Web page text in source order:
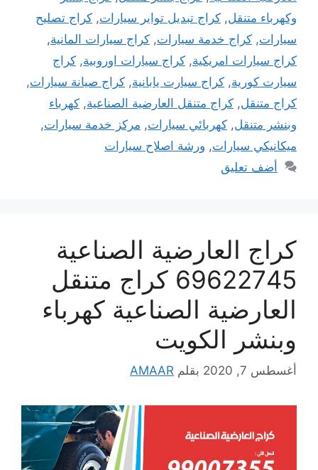
وكهرباء متنقل, كراج تبديل تواير سيارات, كراج تصليح
سيارات, كراج خدمة سيارات, كراج سيارات المانية,
كراج سيارات امريكية, كراج سيارات اوروبية, كراج
سيارت كورية, كراج سيارت يابانية, كراج صيانة سيارات,
كراج متنقل, كراج متنقل العارضية الصناعية, كهرباء
وبنشر متنقل, كهربائي سيارات, مركز خدمة سيارات,
ميكانيكي سيارات, ورشة اصلاح سيارات
أضف تعليق
كراج العارضية الصناعية
69622745 كراج متنقل
العارضية الصناعية كهرباء
وبنشر الكويت
أغسطس 7, 2020 بقلم AMAAR